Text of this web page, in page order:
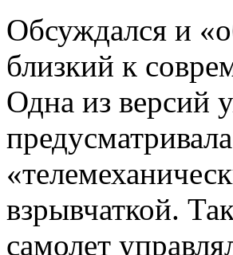
Обсуждался и
близкий к
Одна из версий
взрывчаткой.
самолет